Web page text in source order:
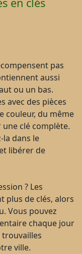
pas
aussi
ou un bas.
avec des pièces
couleur, du même
clé complète.
la dans le
libérer de
? Les
plus de clés, alors
Vous pouvez
chaque jour
trouvailles
ville.